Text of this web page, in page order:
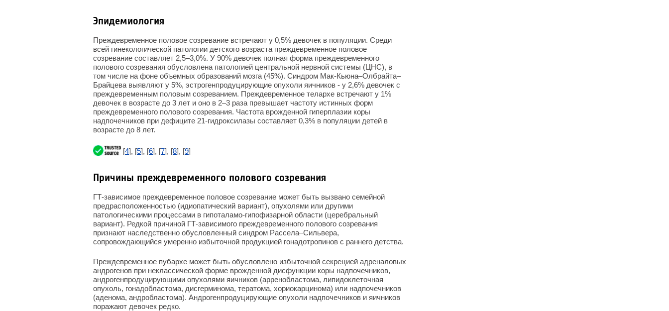
Эпидемиология
Преждевременное половое созревание встречают у 0,5% девочек в популяции. Среди
всей гинекологической патологии детского возраста преждевременное половое
созревание составляет 2,5–3,0%. У 90% девочек полная форма преждевременного
полового созревания обусловлена патологией центральной нервной системы (ЦНС), в
том числе на фоне объемных образований мозга (45%). Синдром Мак-Кьюна–Олбрайта–
Брайцева выявляют у 5%, эстрогенпродуцирующие опухоли яичников - у 2,6% девочек с
преждевременным половым созреванием. Преждевременное телархе встречают у 1%
девочек в возрасте до 3 лет и оно в 2–3 раза превышает частоту истинных форм
преждевременного полового созревания. Частота врожденной гиперплазии коры
надпочечников при дефиците 21-гидроксилазы составляет 0,3% в популяции детей в
возрасте до 8 лет.
[4], [5], [6], [7], [8], [9]
Причины преждевременного полового созревания
ГТ-зависимое преждевременное половое созревание может быть вызвано семейной
предрасположенностью (идиопатический вариант), опухолями или другими
патологическими процессами в гипоталамо-гипофизарной области (церебральный
вариант). Редкой причиной ГТ-зависимого преждевременного полового созревания
признают наследственно обусловленный синдром Рассела–Сильвера,
сопровождающийся умеренно избыточной продукцией гонадотропинов с раннего детства.
Преждевременное пубархе может быть обусловлено избыточной секрецией адреналовых
андрогенов при неклассической форме врожденной дисфункции коры надпочечников,
андрогенпродуцирующими опухолями яичников (арренобластома, липидоклеточная
опухоль, гонадобластома, дисгерминома, тератома, хориокарцинома) или надпочечников
(аденома, андробластома). Андрогенпродуцирующие опухоли надпочечников и яичников
поражают девочек редко.